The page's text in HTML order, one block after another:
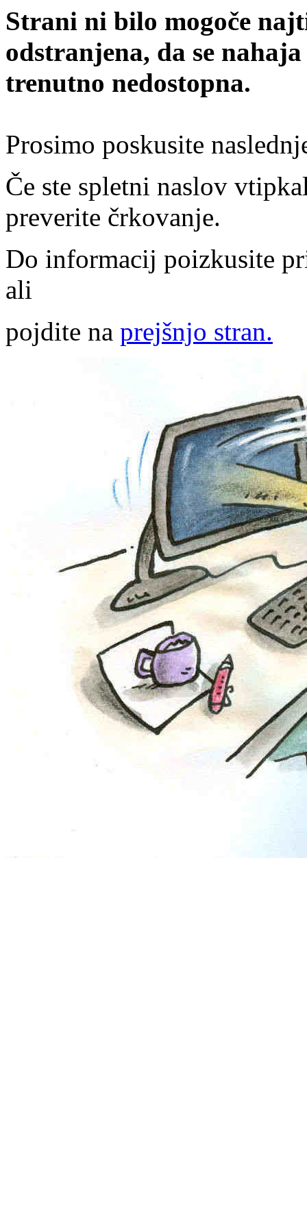
Strani ni bilo mogoče
odstranjena, da se
trenutno nedostopna.
Prosimo poskusite
Če ste spletni naslov
preverite črkovanje.
Do informacij poizkusite
ali
pojdite na prejšnjo stran.